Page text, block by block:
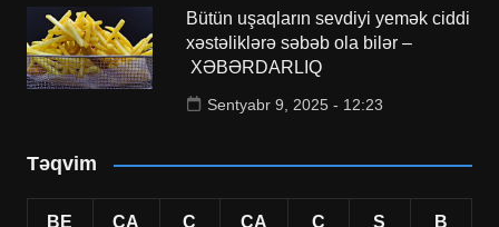
Bütün uşaqların sevdiyi yemək ciddi
xəstəliklərə səbəb ola bilər –
XƏBƏRDARLIQ
Sentyabr 9, 2025 - 12:23
Təqvim
BE ÇA Ç CA C Ş B